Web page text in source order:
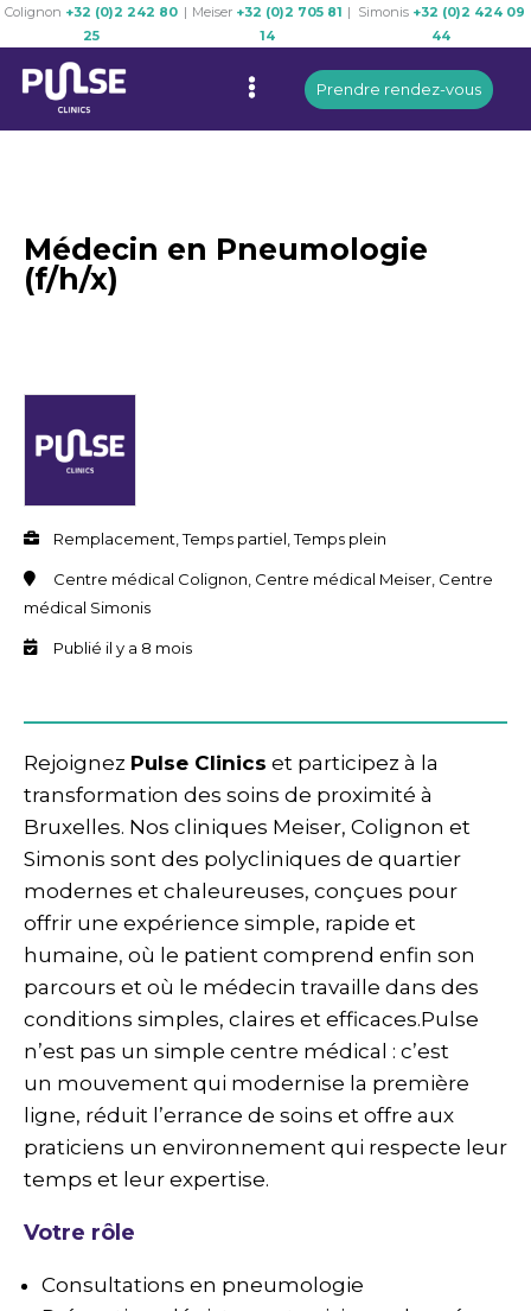
Skip
to
content
Colignon +32 (0)2 242 80
25
| Meiser +32 (0)2 705 81
14
| Simonis +32 (0)2 424 09
44
Menu Prendre rendez-vous
Médecin en Pneumologie
(f/h/x)
Remplacement, Temps partiel, Temps plein
Centre médical Colignon, Centre médical Meiser, Centre
médical Simonis
Publié il y a 8 mois
Rejoignez Pulse Clinics et participez à la
transformation des soins de proximité à
Bruxelles. Nos cliniques Meiser, Colignon et
Simonis sont des polycliniques de quartier
modernes et chaleureuses, conçues pour
offrir une expérience simple, rapide et
humaine, où le patient comprend enfin son
parcours et où le médecin travaille dans des
conditions simples, claires et efficaces.​ Pulse
n’est pas un simple centre médical : c’est
un mouvement qui modernise la première
ligne, réduit l’errance de soins et offre aux
praticiens un environnement qui respecte leur
temps et leur expertise.​
Votre rôle
Consultations en pneumologie